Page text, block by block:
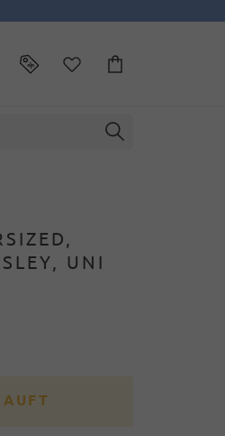
UNI